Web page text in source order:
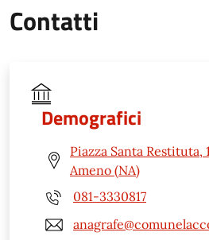
Contatti
Demografici
Piazza Santa Restituta,
Ameno (NA)
081-3330817